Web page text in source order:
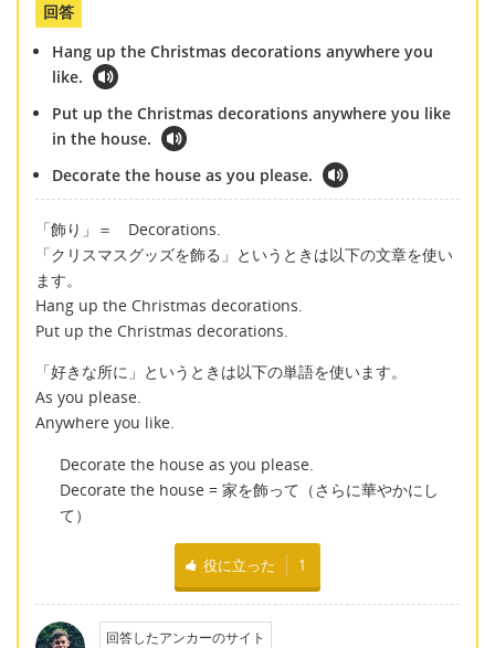
回答
Hang up the Christmas decorations anywhere you
like.
Put up the Christmas decorations anywhere you like
in the house.
Decorate the house as you please.
「飾り」＝ Decorations.
「クリスマスグッズを飾る」というときは以下の文章を使い
ます。
Hang up the Christmas decorations.
Put up the Christmas decorations.
「好きな所に」というときは以下の単語を使います。
As you please.
Anywhere you like.
Decorate the house as you please.
Decorate the house = 家を飾って（さらに華やかにし
て）
役に立った 1
回答したアンカーのサイト